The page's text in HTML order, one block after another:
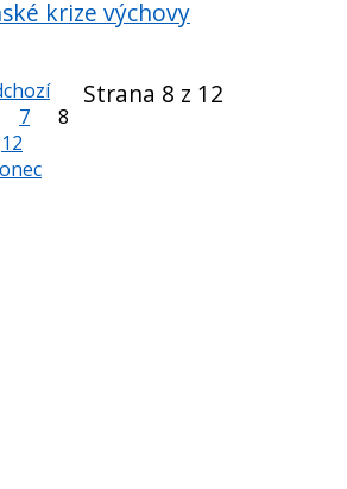
krize výchovy
Strana 8 z 12
7
8
12